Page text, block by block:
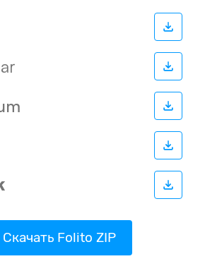
Скачать Folito ZIP